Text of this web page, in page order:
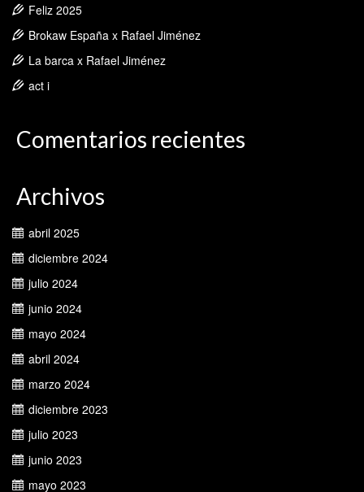
Feliz 2025
Brokaw España x Rafael Jiménez
La barca x Rafael Jiménez
act i
Comentarios recientes
Archivos
abril 2025
diciembre 2024
julio 2024
junio 2024
mayo 2024
abril 2024
marzo 2024
diciembre 2023
julio 2023
junio 2023
mayo 2023